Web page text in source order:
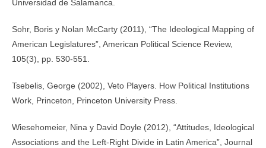
Universidad de Salamanca.
Sohr, Boris y Nolan McCarty (2011), “The Ideological Mapping of
American Legislatures”, American Political Science Review,
105(3), pp. 530-551.
Tsebelis, George (2002), Veto Players. How Political Institutions
Work, Princeton, Princeton University Press.
Wiesehomeier, Nina y David Doyle (2012), “Attitudes, Ideological
Associations and the Left-Right Divide in Latin America”, Journal